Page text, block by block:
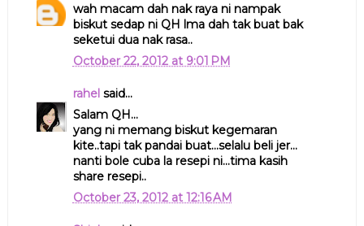
wah macam dah nak raya ni nampak
biskut sedap ni QH lma dah tak buat bak
seketui dua nak rasa..
October 22, 2012 at 9:01 PM
rahelsaid...
Salam QH...
yang ni memang biskut kegemaran
kite..tapi tak pandai buat...selalu beli jer...
nanti bole cuba la resepi ni...tima kasih
share resepi..
October 23, 2012 at 12:16 AM